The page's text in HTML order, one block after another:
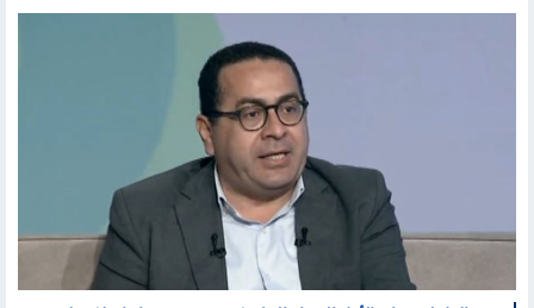
نجدة الطفل: زواج الأطفال ما زال يُرتكب في حق بناتنا.. لكن ليس